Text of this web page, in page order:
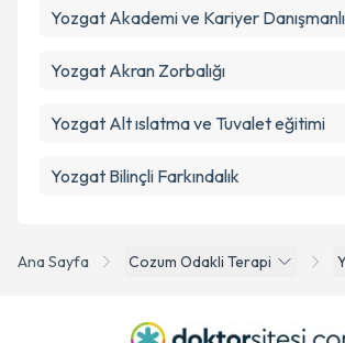
Ana Sayfa Cozum Odakli Terapi
Yozgat Akademi ve Kariyer
Yozgat Akran Zorbalığı
Yozgat Alt ıslatma ve Tuvalet eğitimi
Yozgat Bilinçli Farkındalık